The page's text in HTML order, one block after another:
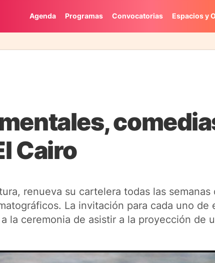
Agenda Programas Convocatorias Espacios y
Cairo
renueva su cartelera todas las
La invitación para cada uno de
la ceremonia de asistir a la proyección de